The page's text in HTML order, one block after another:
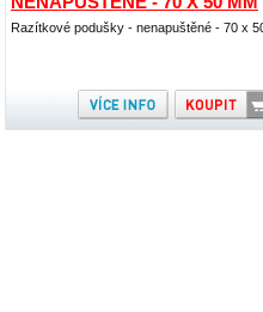
Razítkové podušky - nenapuštěné - 70 x